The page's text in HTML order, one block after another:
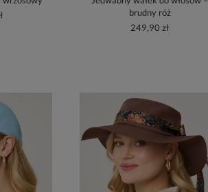
brudny róż
249,90 zł